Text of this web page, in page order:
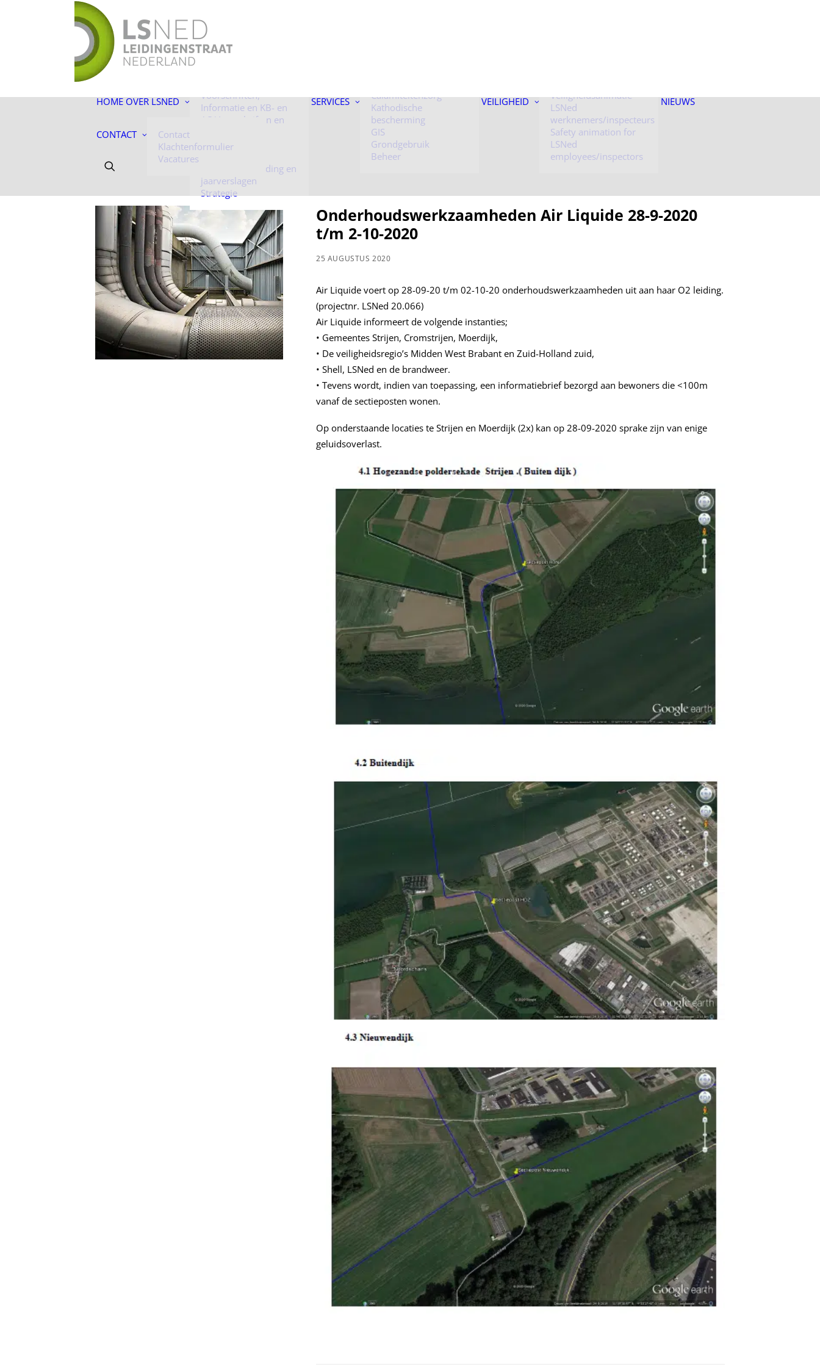
HOME OVER LSNED
De toekomst ligt onder
ons!
Voorschriften,
Informatie en KB- en
AC-Voorschriften en
Algemene
Jaarverantwoording en
jaarverslagen
Strategie
SERVICES
Calamiteitenzorg
Kathodische
bescherming
GIS
Grondgebruik
Beheer
VEILIGHEID
Veiligheidsanimatie
LSNed
werknemers/inspecteurs
Safety animation for
LSNed
employees/inspectors
NIEUWS
CONTACT
Contact
Klachtenformulier
Vacatures
Onderhoudswerkzaamheden Air Liquide 28-9-2020
t/m 2-10-2020
25 AUGUSTUS 2020
Air Liquide voert op 28-09-20 t/m 02-10-20 onderhoudswerkzaamheden uit aan haar O2 leiding.
(projectnr. LSNed 20.066)
Air Liquide informeert de volgende instanties;
• Gemeentes Strijen, Cromstrijen, Moerdijk,
• De veiligheidsregio’s Midden West Brabant en Zuid-Holland zuid,
• Shell, LSNed en de brandweer.
• Tevens wordt, indien van toepassing, een informatiebrief bezorgd aan bewoners die <100m
vanaf de sectieposten wonen.
Op onderstaande locaties te Strijen en Moerdijk (2x) kan op 28-09-2020 sprake zijn van enige
geluidsoverlast.